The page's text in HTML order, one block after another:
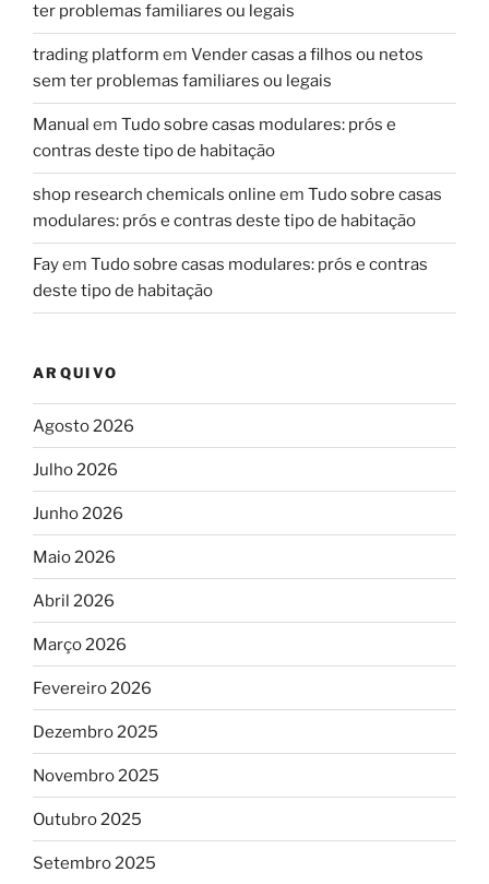
ter problemas familiares ou legais
trading platform em Vender casas a filhos ou netos
sem ter problemas familiares ou legais
Manual em Tudo sobre casas modulares: prós e
contras deste tipo de habitação
shop research chemicals online em Tudo sobre casas
modulares: prós e contras deste tipo de habitação
Fayem Tudo sobre casas modulares: prós e contras
deste tipo de habitação
ARQUIVO
Agosto 2026
Julho 2026
Junho 2026
Maio 2026
Abril 2026
Março 2026
Fevereiro 2026
Dezembro 2025
Novembro 2025
Outubro 2025
Setembro 2025